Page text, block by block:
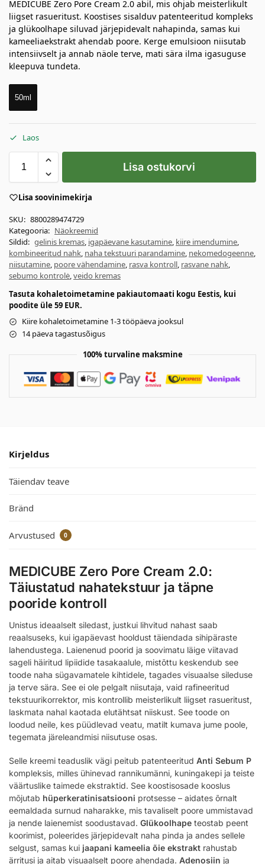
MEDICUBE Zero Pore Cream 2.0 abil, mis ohjab meisterlikult
liigset rasueritust. Koostises sisalduv patenteeritud kompleks
ja glükoolhape siluvad järjepidevalt nahapinda, samas kui
kameeliaekstrakt ahendab poore. Kerge emulsioon niisutab
intensiivselt ja annab näole terve, mati sära ilma igasuguse
kleepuva tundeta.
50ml
Laos
Lisa ostukorvi
Lisa soovinimekirja
SKU: 8800289474729
Kategooria: Näokreemid
Sildid: gelinis kremas, igapäevane kasutamine, kiire imendumine,
kombineeritud nahk, naha tekstuuri parandamine, nekomedogeenne,
niisutamine, poore vähendamine, rasva kontroll, rasvane nahk,
sebumo kontrolė,veido kremas
Tasuta kohaletoimetamine pakiautomaati kogu Eestis, kui
poodite üle 59 EUR.
Kiire kohaletoimetamine 1-3 tööpäeva jooksul
14 päeva tagastusõigus
100% turvaline maksmine
Kirjeldus
Täiendav teave
Bränd
Arvustused 0
MEDICUBE Zero Pore Cream 2.0:
Täiustatud nahatekstuur ja täpne
pooride kontroll
Unistus ideaalselt siledast, justkui lihvitud nahast saab
reaalsuseks, kui igapäevast hooldust täiendada sihipäraste
lahendustega. Laienenud poorid ja soovimatu läige viitavad
sageli häiritud lipiidide tasakaalule, mistõttu keskendub see
toode naha sügavamatele kihtidele, tagades visuaalse sileduse
ja terve sära. See ei ole pelgalt niisutaja, vaid rafineeritud
tekstuurikorrektor, mis kontrollib meisterlikult liigset rasueritust,
laskmata nahal kaotada elutähtsat niiskust. See toode on
loodud neile, kes püüdlevad veatu, matilt kumava jume poole,
tegemata järeleandmisi niisutuse osas.
Selle kreemi teaduslik vägi peitub patenteeritud Anti Sebum P
kompleksis, milles ühinevad rannikumänni, kuningakepi ja teiste
väärtuslike taimede ekstraktid. See koostisosade kooslus
mõjutab hüperkeratinisatsiooni protsesse – aidates õrnalt
eemaldada surnud naharakke, mis tavaliselt poore ummistavad
ja nende laienemist soodustavad. Glükoolhape teostab peent
koorimist, poleerides järjepidevalt naha pinda ja andes sellele
selgust, samas kui jaapani kameelia õie ekstrakt rahustab
ärritusi ja aitab visuaalselt poore ahendada. Adenosiin ja